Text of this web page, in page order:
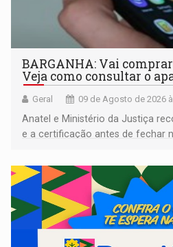
BARGANHA: Vai
Veja como consultar o
Geral 09 de Agosto de 2026
Anatel e Ministério da Justiça
e a certificação antes de fechar